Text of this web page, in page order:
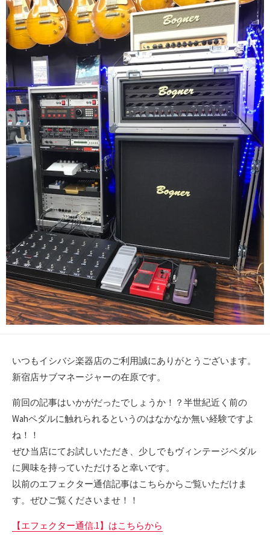
いつもイシバシ楽器店のご利用誠にありがとうございます。
新宿店サブマネージャーの在原です。
前回の記事はいかがだったでしょうか！？半世紀近く前の
Wahペダルに触れられるというのはなかなか無い経験ですよ
ね！！
ぜひ当店にてお試しいただき、少しでもヴィンテージペダル
に興味を持っていただけると幸いです。
以前のエフェクター通信記事はこちらからご覧いただけま
す。ぜひご覧くださいませ！！
【エフェクター通信.1】はこちらから